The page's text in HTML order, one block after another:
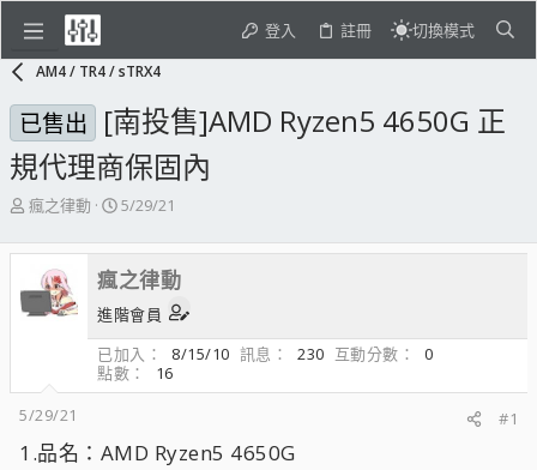
登入 註冊 切換模式
AM4 / TR4 / sTRX4
已售出 [南投售]AMD Ryzen5 4650G 正
規代理商保固內
主
發
起
人
瘋之律動
開
日
期
5/29/21
瘋之律動
進階會員
已加入
8/15/10 訊息 230 互動分數
0
點數
16
5/29/21
#1
1.品名：AMD Ryzen5 4650G